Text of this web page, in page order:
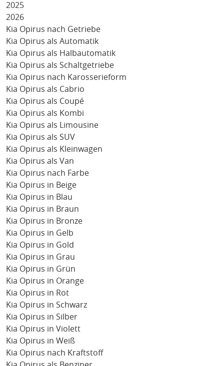
2025
2026
Kia Opirus nach Getriebe
Kia Opirus als Automatik
Kia Opirus als Halbautomatik
Kia Opirus als Schaltgetriebe
Kia Opirus nach Karosserieform
Kia Opirus als Cabrio
Kia Opirus als Coupé
Kia Opirus als Kombi
Kia Opirus als Limousine
Kia Opirus als SUV
Kia Opirus als Kleinwagen
Kia Opirus als Van
Kia Opirus nach Farbe
Kia Opirus in Beige
Kia Opirus in Blau
Kia Opirus in Braun
Kia Opirus in Bronze
Kia Opirus in Gelb
Kia Opirus in Gold
Kia Opirus in Grau
Kia Opirus in Grün
Kia Opirus in Orange
Kia Opirus in Rot
Kia Opirus in Schwarz
Kia Opirus in Silber
Kia Opirus in Violett
Kia Opirus in Weiß
Kia Opirus nach Kraftstoff